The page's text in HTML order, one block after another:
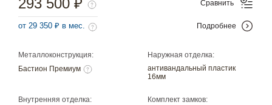
Металлоконструкция:
Бастион Премиум
Наружная отделка:
антивандальный пластик
16мм
Внутренняя отделка:
Комплект замков:
293 500 ₽
от 29 350 ₽ в мес.
Сравнить
Подробнее